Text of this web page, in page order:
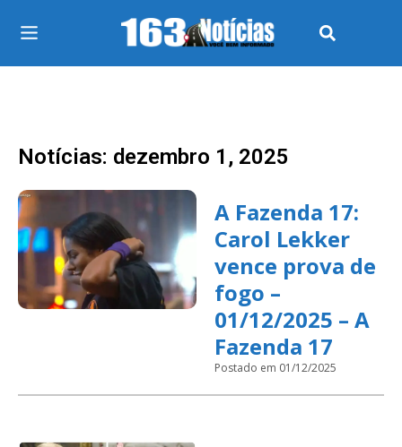
Notícias: dezembro 1, 2025
A Fazenda 17:
Carol Lekker
vence prova de
fogo –
01/12/2025 – A
Fazenda 17
Postado em 01/12/2025